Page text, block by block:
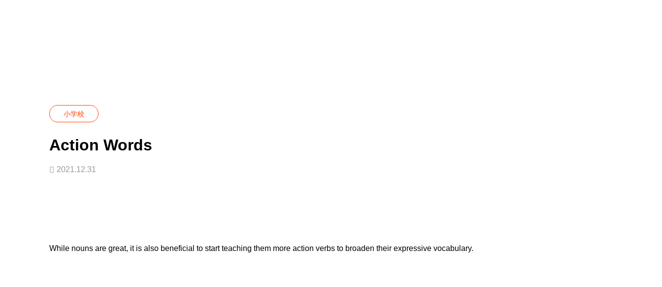
小学校
Action Words
2021.12.31
While nouns are great, it is also beneficial to start teaching them more action verbs to broaden their expressive vocabulary.